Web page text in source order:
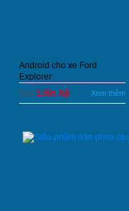
Android cho xe Ford
Explorer
Giá: Liên hệ Xem thêm